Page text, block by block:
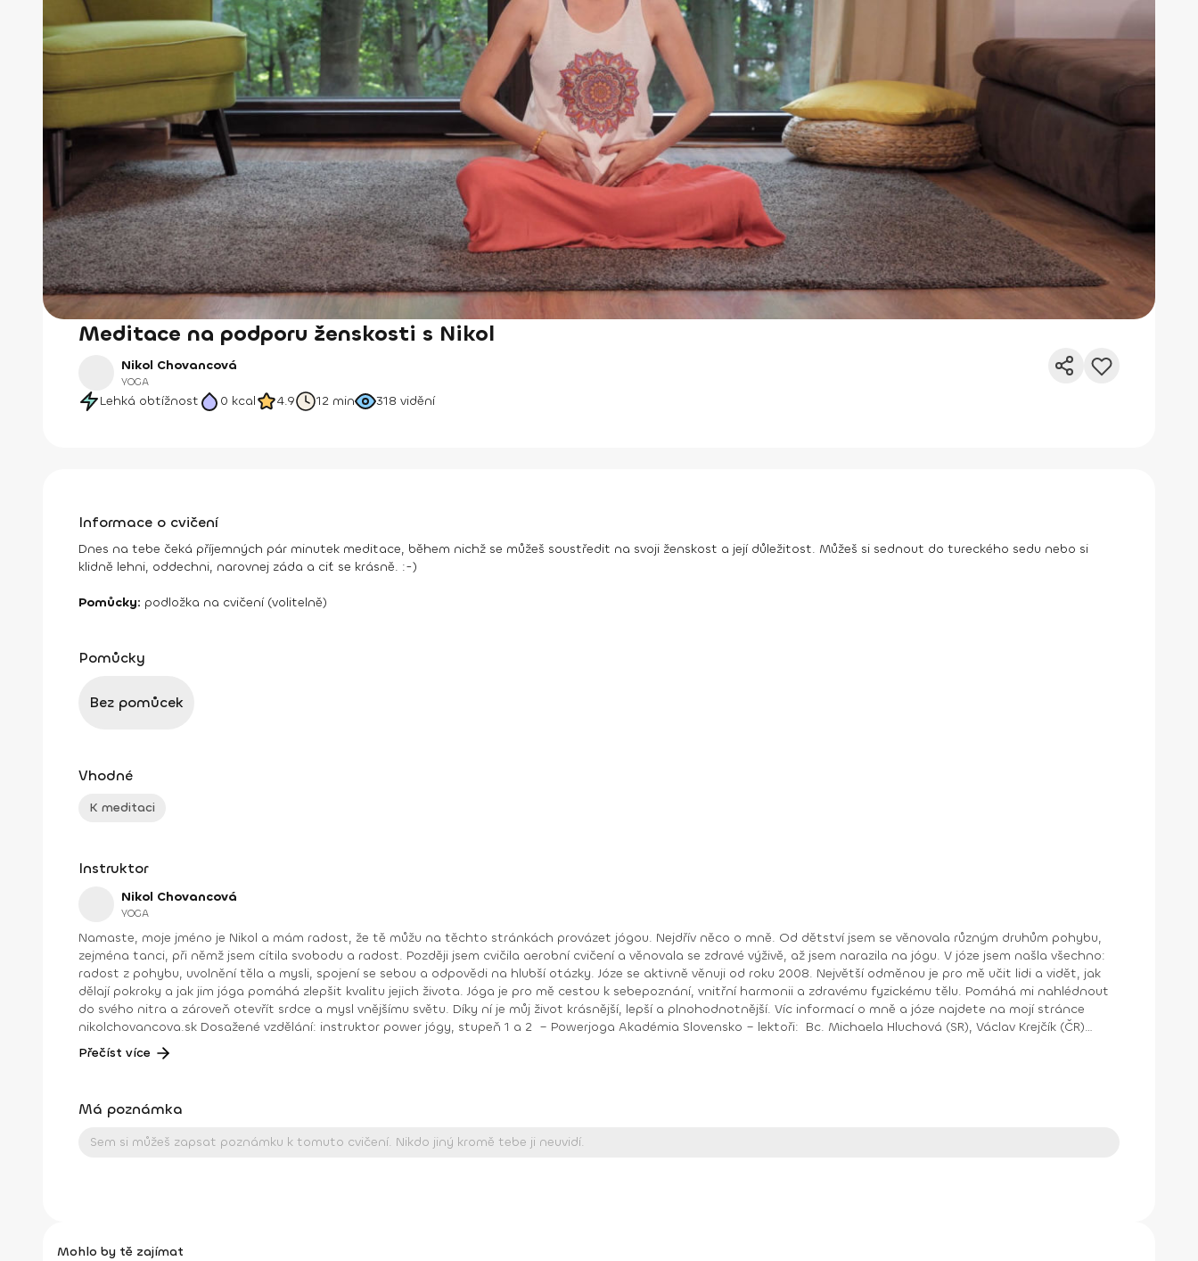
Meditace na podporu ženskosti s Nikol
Nikol Chovancová
YOGA
Lehká obtížnost 0 kcal 4.9 12 min 318 vidění
Informace o cvičení
Dnes na tebe čeká příjemných pár minutek meditace, během nichž se můžeš soustředit na svoji ženskost a její důležitost. Můžeš si sednout do tureckého sedu nebo si
klidně lehni, oddechni, narovnej záda a ciť se krásně. :-)
Pomůcky: podložka na cvičení (volitelně)
Pomůcky
Bez pomůcek
Vhodné
K meditaci
Instruktor
Nikol Chovancová
YOGA
Namaste, moje jméno je Nikol a mám radost, že tě můžu na těchto stránkách provázet jógou. Nejdřív něco o mně. Od dětství jsem se věnovala různým druhům pohybu,
zejména tanci, při němž jsem cítila svobodu a radost. Později jsem cvičila aerobní cvičení a věnovala se zdravé výživě, až jsem narazila na jógu. V józe jsem našla všechno:
radost z pohybu, uvolnění těla a mysli, spojení se sebou a odpovědi na hlubší otázky. Józe se aktivně věnuji od roku 2008. Největší odměnou je pro mě učit lidi a vidět, jak
dělají pokroky a jak jim jóga pomáhá zlepšit kvalitu jejich života. Jóga je pro mě cestou k sebepoznání, vnitřní harmonii a zdravému fyzickému tělu. Pomáhá mi nahlédnout
do svého nitra a zároveň otevřít srdce a mysl vnějšímu světu. Díky ní je můj život krásnější, lepší a plnohodnotnější. Víc informací o mně a józe najdete na mojí stránce
nikolchovancova.sk Dosažené vzdělání: instruktor power jógy, stupeň 1 a 2 – Powerjoga Akadémia Slovensko – lektoři: Bc. Michaela Hluchová (SR), Václav Krejčík (ČR)
Přečíst více
Má poznámka
Mohlo by tě zajímat